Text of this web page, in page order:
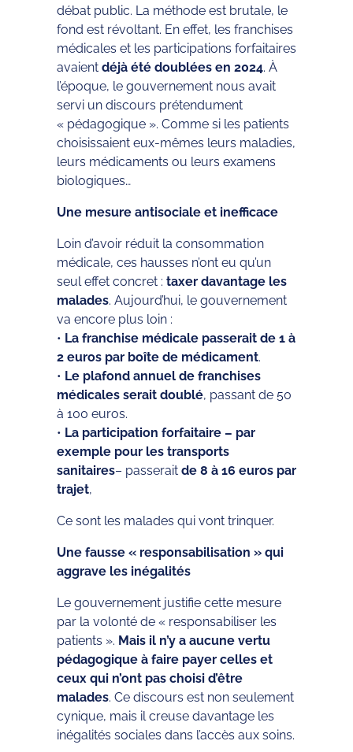
débat public. La méthode est brutale, le
fond est révoltant. En effet, les franchises
médicales et les participations forfaitaires
avaient déjà été doublées en 2024. À
l’époque, le gouvernement nous avait
servi un discours prétendument
« pédagogique ». Comme si les patients
choisissaient eux-mêmes leurs maladies,
leurs médicaments ou leurs examens
biologiques…
Une mesure antisociale et inefficace
Loin d’avoir réduit la consommation
médicale, ces hausses n’ont eu qu’un
seul effet concret : taxer davantage les
malades. Aujourd’hui, le gouvernement
va encore plus loin :
• La franchise médicale passerait de 1 à
2 euros par boîte de médicament.
• Le plafond annuel de franchises
médicales serait doublé, passant de 50
à 100 euros.
• La participation forfaitaire – par
exemple pour les transports
sanitaires– passerait de 8 à 16 euros par
trajet,
Ce sont les malades qui vont trinquer.
Une fausse « responsabilisation » qui
aggrave les inégalités
Le gouvernement justifie cette mesure
par la volonté de « responsabiliser les
patients ». Mais il n’y a aucune vertu
pédagogique à faire payer celles et
ceux qui n’ont pas choisi d’être
malades. Ce discours est non seulement
cynique, mais il creuse davantage les
inégalités sociales dans l’accès aux soins.